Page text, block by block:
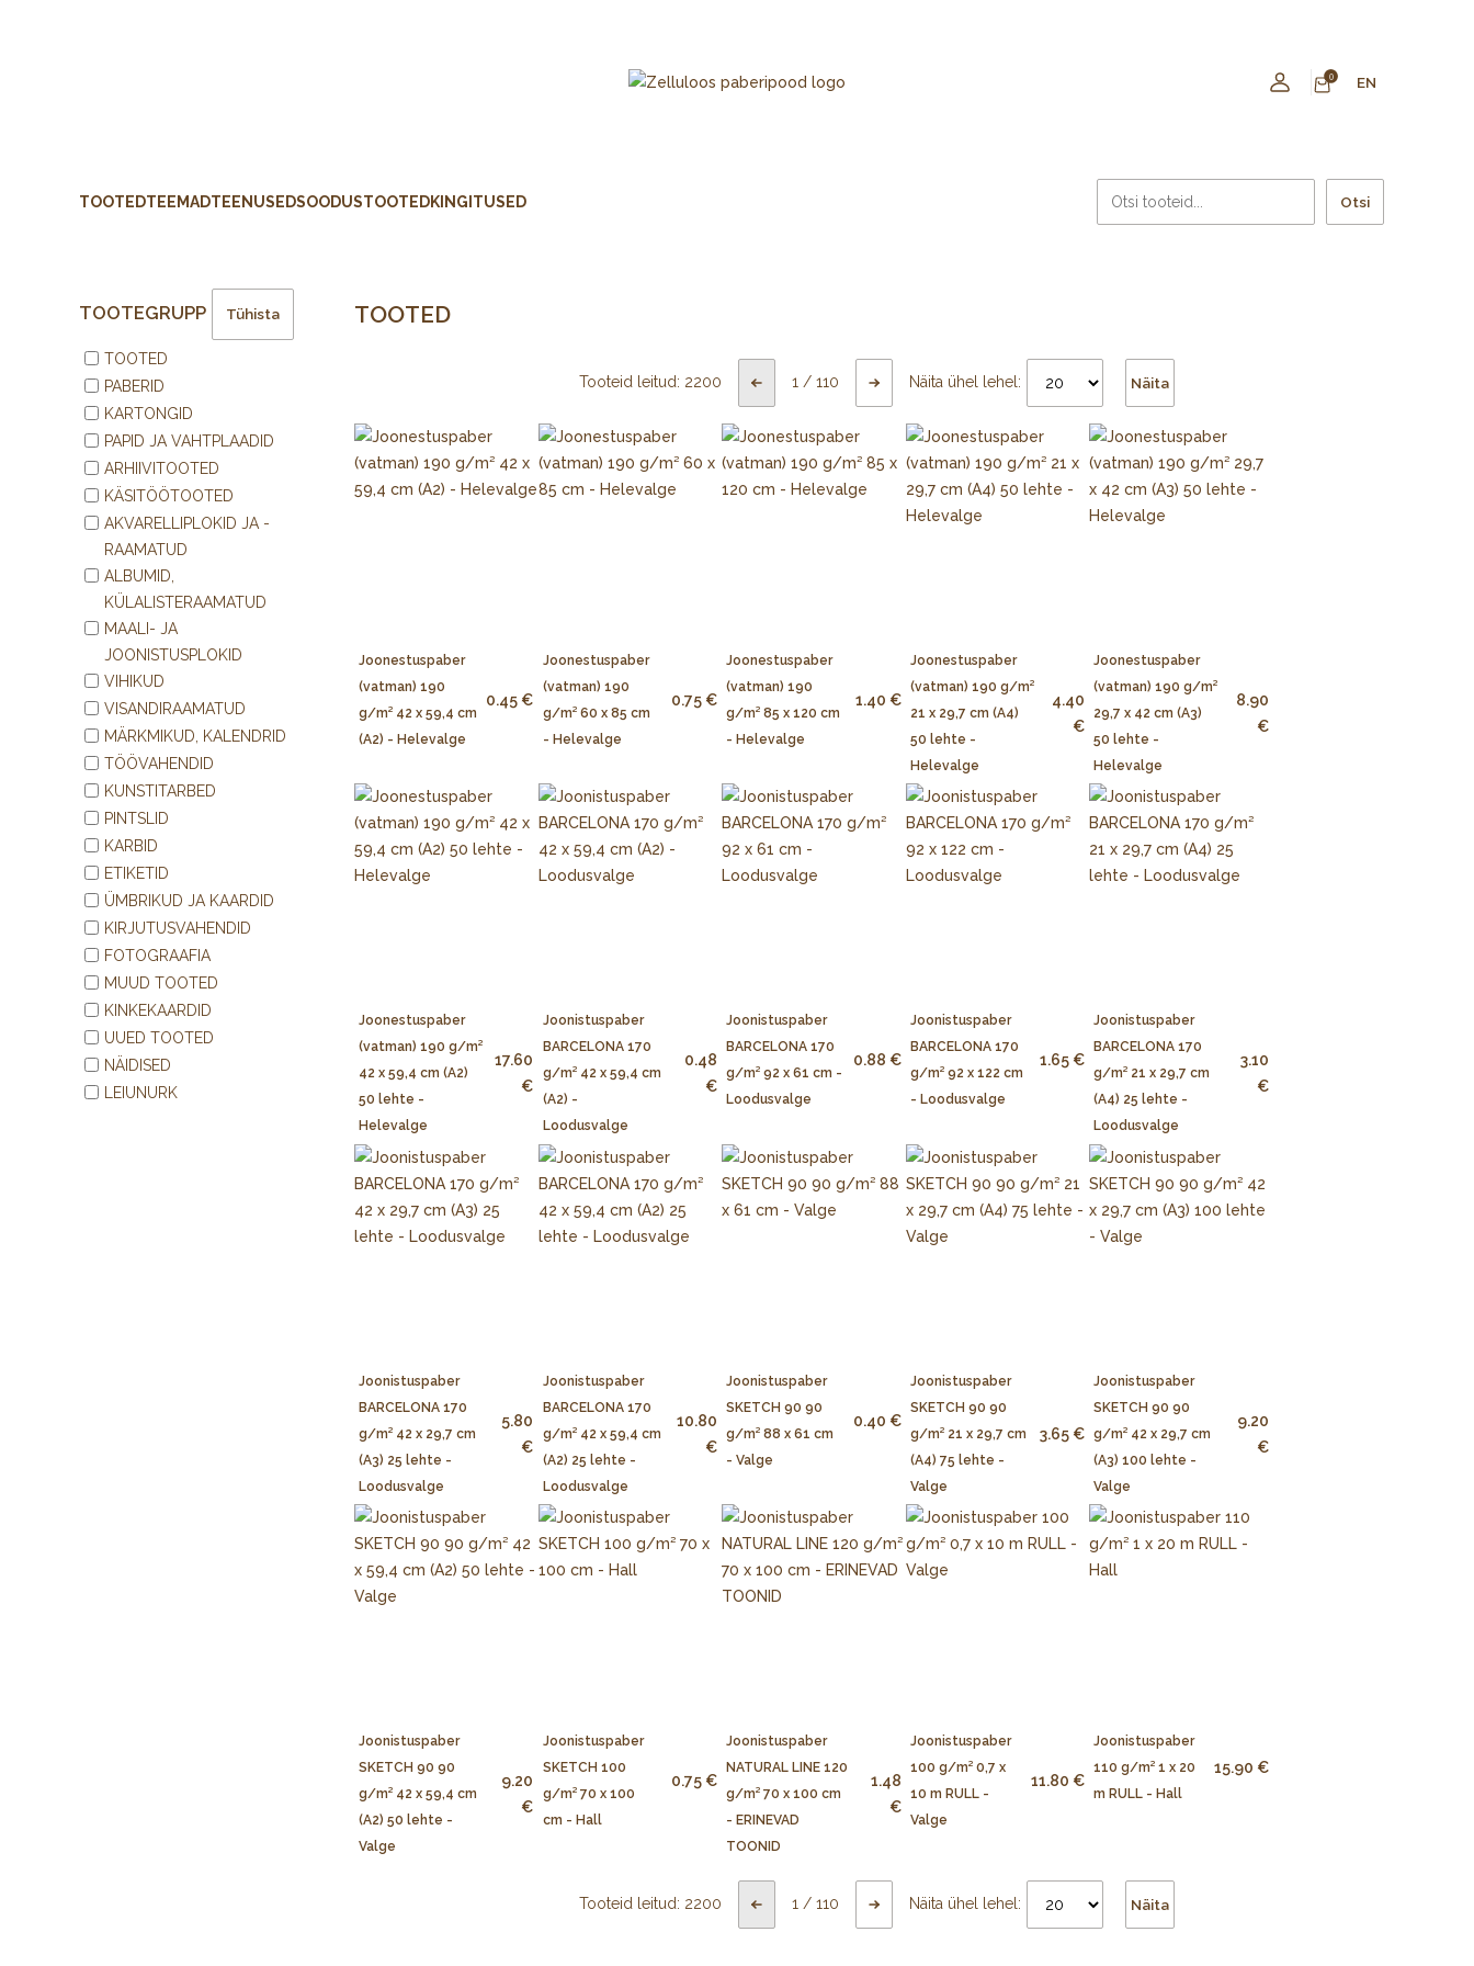
0 EN
TOOTEDTEEMADTEENUSEDSOODUSTOOTEDKINGITUSED Otsi
TOOTEGRUPP Tühista
TOOTED
PABERID
KARTONGID
PAPID JA VAHTPLAADID
ARHIIVITOOTED
KÄSITÖÖTOOTED
AKVARELLIPLOKID JA -
RAAMATUD
ALBUMID,
KÜLALISTERAAMATUD
MAALI- JA
JOONISTUSPLOKID
VIHIKUD
VISANDIRAAMATUD
MÄRKMIKUD, KALENDRID
TÖÖVAHENDID
KUNSTITARBED
PINTSLID
KARBID
ETIKETID
ÜMBRIKUD JA KAARDID
KIRJUTUSVAHENDID
FOTOGRAAFIA
MUUD TOOTED
KINKEKAARDID
UUED TOOTED
NÄIDISED
LEIUNURK
TOOTED
Tooteid leitud: 2200 1 /110 Näita ühel lehel: Näita
Joonestuspaber
(vatman) 190
g/m² 42 x 59,4 cm
(A2) - Helevalge
0.45 €
Joonestuspaber
(vatman) 190
g/m² 60 x 85 cm
- Helevalge
0.75 €
Joonestuspaber
(vatman) 190
g/m² 85 x 120 cm
- Helevalge
1.40 €
Joonestuspaber
(vatman) 190 g/m²
21 x 29,7 cm (A4)
50 lehte -
Helevalge
4.40
€
Joonestuspaber
(vatman) 190 g/m²
29,7 x 42 cm (A3)
50 lehte -
Helevalge
8.90
€
Joonestuspaber
(vatman) 190 g/m²
42 x 59,4 cm (A2)
50 lehte -
Helevalge
17.60
€
Joonistuspaber
BARCELONA 170
g/m² 42 x 59,4 cm
(A2) -
Loodusvalge
0.48
€
Joonistuspaber
BARCELONA 170
g/m² 92 x 61 cm -
Loodusvalge
0.88 €
Joonistuspaber
BARCELONA 170
g/m² 92 x 122 cm
- Loodusvalge
1.65 €
Joonistuspaber
BARCELONA 170
g/m² 21 x 29,7 cm
(A4) 25 lehte -
Loodusvalge
3.10
€
Joonistuspaber
BARCELONA 170
g/m² 42 x 29,7 cm
(A3) 25 lehte -
Loodusvalge
5.80
€
Joonistuspaber
BARCELONA 170
g/m² 42 x 59,4 cm
(A2) 25 lehte -
Loodusvalge
10.80
€
Joonistuspaber
SKETCH 90 90
g/m² 88 x 61 cm
- Valge
0.40 €
Joonistuspaber
SKETCH 90 90
g/m² 21 x 29,7 cm
(A4) 75 lehte -
Valge
3.65 €
Joonistuspaber
SKETCH 90 90
g/m² 42 x 29,7 cm
(A3) 100 lehte -
Valge
9.20
€
Joonistuspaber
SKETCH 90 90
g/m² 42 x 59,4 cm
(A2) 50 lehte -
Valge
9.20
€
Joonistuspaber
SKETCH 100
g/m² 70 x 100
cm - Hall
0.75 €
Joonistuspaber
NATURAL LINE 120
g/m² 70 x 100 cm
- ERINEVAD
TOONID
1.48
€
Joonistuspaber
100 g/m² 0,7 x
10 m RULL -
Valge
11.80 €
Joonistuspaber
110 g/m² 1 x 20
m RULL - Hall
15.90 €
Tooteid leitud: 2200 1 /110 Näita ühel lehel: Näita